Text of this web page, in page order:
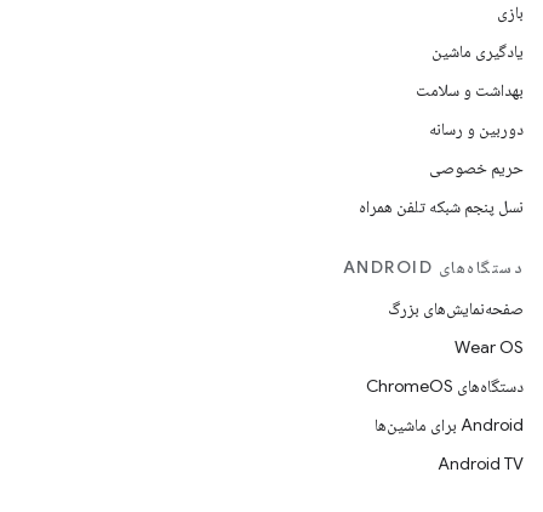
بازی
یادگیری ماشین
بهداشت و سلامت
دوربین و رسانه
حریم خصوصی
نسل پنجم شبکه تلفن همراه
دستگاه‌های ANDROID
صفحه‌نمایش‌های بزرگ
Wear OS
دستگاه‌های ChromeOS
Android برای ماشین‌ها
Android TV